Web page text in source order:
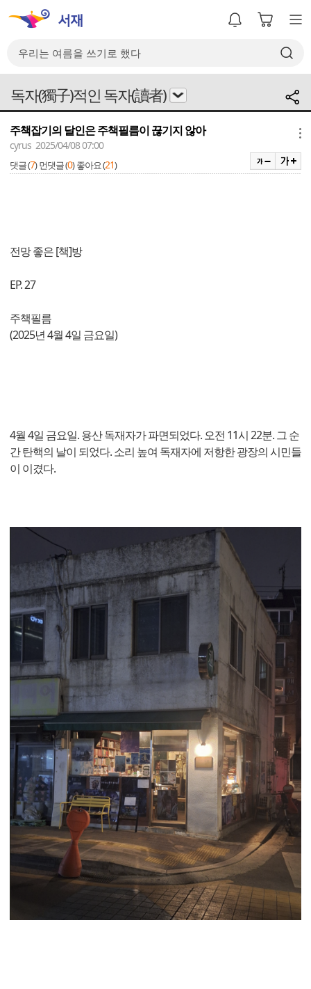
독자(獨子)적인 독자(讀者)
주책잡기의 달인은 주책필름이 끊기지 않아
cyrus 2025/04/08 07:00
댓글 (7) 먼댓글 (0) 좋아요 (21)
전망 좋은 [책]방
EP. 27
주책필름
(2025년 4월 4일 금요일)
4월 4일 금요일. 용산 독재자가 파면되었다. 오전 11시 22분. 그 순
간 탄핵의 날이 되었다. 소리 높여 독재자에 저항한 광장의 시민들
이 이겼다.